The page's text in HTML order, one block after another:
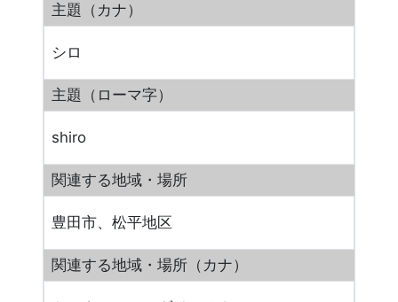
主題（カナ）
シロ
主題（ローマ字）
shiro
関連する地域・場所
豊田市、松平地区
関連する地域・場所（カナ）